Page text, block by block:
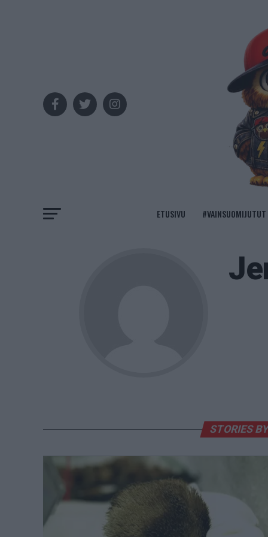
ETUSIVU #VAINSUOMIJUTUT
STORIES